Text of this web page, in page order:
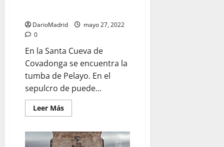
DarioMadrid
mayo 27, 2022
0
En la Santa Cueva de
Covadonga se encuentra la
tumba de Pelayo. En el
sepulcro de puede...
Leer MásLeer
más
Tumba
de